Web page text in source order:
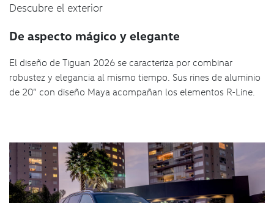
Descubre el exterior
De aspecto mágico y elegante
El diseño de Tiguan 2026 se caracteriza por combinar
robustez y elegancia al mismo tiempo. Sus rines de aluminio
de 20” con diseño Maya acompañan los elementos R-Line.